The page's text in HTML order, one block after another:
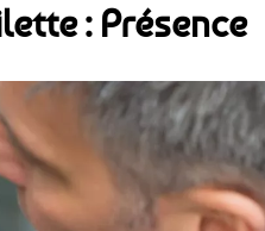
: Présence